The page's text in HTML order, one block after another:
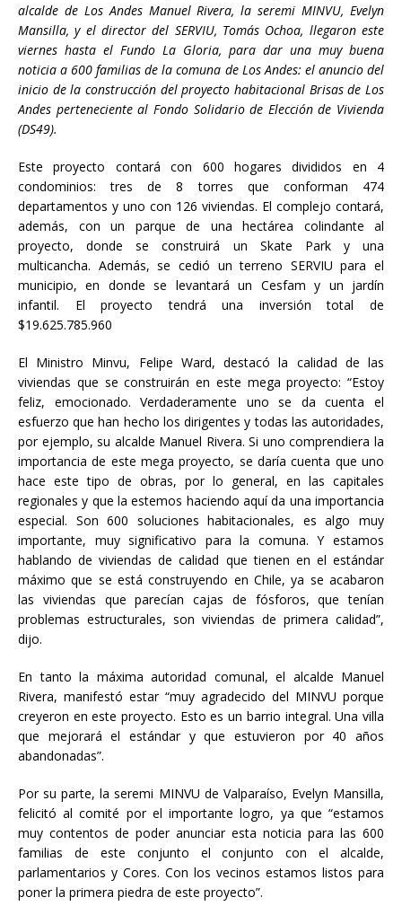
alcalde de Los Andes Manuel Rivera, la seremi MINVU, Evelyn
Mansilla, y el director del SERVIU, Tomás Ochoa, llegaron este
viernes hasta el Fundo La Gloria, para dar una muy buena
noticia a 600 familias de la comuna de Los Andes: el anuncio del
inicio de la construcción del proyecto habitacional Brisas de Los
Andes perteneciente al Fondo Solidario de Elección de Vivienda
(DS49).
Este proyecto contará con 600 hogares divididos en 4
condominios: tres de 8 torres que conforman 474
departamentos y uno con 126 viviendas. El complejo contará,
además, con un parque de una hectárea colindante al
proyecto, donde se construirá un Skate Park y una
multicancha. Además, se cedió un terreno SERVIU para el
municipio, en donde se levantará un Cesfam y un jardín
infantil. El proyecto tendrá una inversión total de
$19.625.785.960
El Ministro Minvu, Felipe Ward, destacó la calidad de las
viviendas que se construirán en este mega proyecto: “Estoy
feliz, emocionado. Verdaderamente uno se da cuenta el
esfuerzo que han hecho los dirigentes y todas las autoridades,
por ejemplo, su alcalde Manuel Rivera. Si uno comprendiera la
importancia de este mega proyecto, se daría cuenta que uno
hace este tipo de obras, por lo general, en las capitales
regionales y que la estemos haciendo aquí da una importancia
especial. Son 600 soluciones habitacionales, es algo muy
importante, muy significativo para la comuna. Y estamos
hablando de viviendas de calidad que tienen en el estándar
máximo que se está construyendo en Chile, ya se acabaron
las viviendas que parecían cajas de fósforos, que tenían
problemas estructurales, son viviendas de primera calidad”,
dijo.
En tanto la máxima autoridad comunal, el alcalde Manuel
Rivera, manifestó estar “muy agradecido del MINVU porque
creyeron en este proyecto. Esto es un barrio integral. Una villa
que mejorará el estándar y que estuvieron por 40 años
abandonadas”.
Por su parte, la seremi MINVU de Valparaíso, Evelyn Mansilla,
felicitó al comité por el importante logro, ya que “estamos
muy contentos de poder anunciar esta noticia para las 600
familias de este conjunto el conjunto con el alcalde,
parlamentarios y Cores. Con los vecinos estamos listos para
poner la primera piedra de este proyecto”.